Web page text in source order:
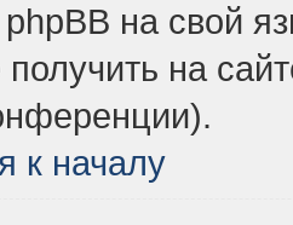
phpBB на свой
на
к началу